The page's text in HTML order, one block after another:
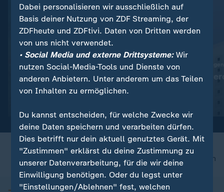
Vor Küste Siziliens :
Schiffswrack aus Römerzeit
entdeckt
60.000 neue
Leere Büros
nach oben
Dabei personalisieren wir ausschließlich auf
Basis deiner Nutzung von ZDF Streaming, der
ZDFheute und ZDFtivi. Daten von Dritten werden
von uns nicht verwendet.
• Social Media und externe Drittsysteme:Wir
nutzen Social-Media-Tools und Dienste von
anderen Anbietern. Unter anderem um das Teilen
von Inhalten zu ermöglichen.
Du kannst entscheiden, für welche Zwecke wir
deine Daten speichern und verarbeiten dürfen.
Dies betrifft nur dein aktuell genutztes Gerät. Mit
"Zustimmen" erklärst du deine Zustimmung zu
unserer Datenverarbeitung, für die wir deine
Einwilligung benötigen. Oder du legst unter
"Einstellungen/Ablehnen" fest, welchen